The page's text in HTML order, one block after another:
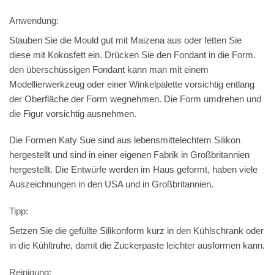
Anwendung:
Stauben Sie die Mould gut mit Maizena aus oder fetten Sie
diese mit Kokosfett ein. Drücken Sie den Fondant in die Form.
den überschüssigen Fondant kann man mit einem
Modellierwerkzeug oder einer Winkelpalette vorsichtig entlang
der Oberfläche der Form wegnehmen. Die Form umdrehen und
die Figur vorsichtig ausnehmen.
Die Formen Katy Sue sind aus lebensmittelechtem Silikon
hergestellt und sind in einer eigenen Fabrik in Großbritannien
hergestellt. Die Entwürfe werden im Haus geformt, haben viele
Auszeichnungen in den USA und in Großbritannien.
Tipp:
Setzen Sie die gefüllte Silikonform kurz in den Kühlschrank oder
in die Kühltruhe, damit die Zuckerpaste leichter ausformen kann.
Reinigung: